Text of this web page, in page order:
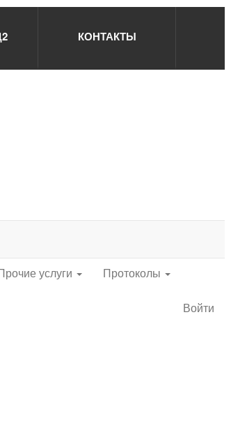
КОНТАКТЫ
услуги Протоколы
Войти